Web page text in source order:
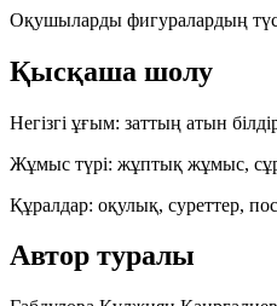
Оқушыларды фигуралардың
Қысқаша шолу
Негізгі ұғым: заттың атын
Жұмыс түрі: жұптық жұмыс,
Құралдар: оқулық, суреттер,
Автор туралы